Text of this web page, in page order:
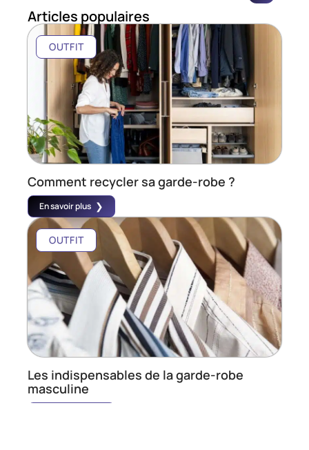
Articles populaires
OUTFIT
Comment recycler sa garde-robe ?
En savoir plus
OUTFIT
Les indispensables de la garde-robe
masculine